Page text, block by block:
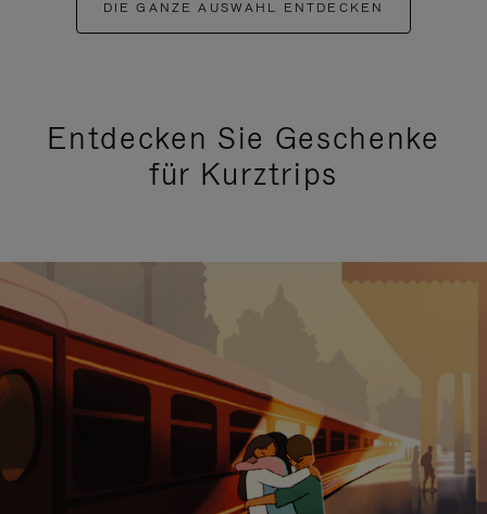
DIE GANZE AUSWAHL ENTDECKEN
Entdecken Sie Geschenke
für Kurztrips